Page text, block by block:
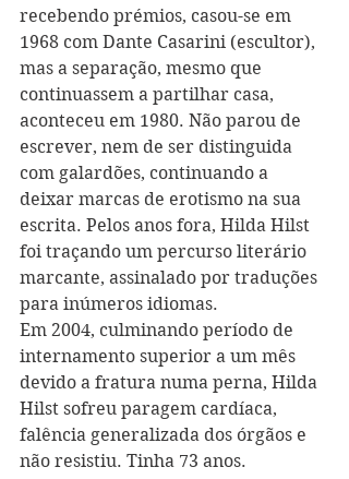
recebendo prémios, casou-se em
1968 com Dante Casarini (escultor),
mas a separação, mesmo que
continuassem a partilhar casa,
aconteceu em 1980. Não parou de
escrever, nem de ser distinguida
com galardões, continuando a
deixar marcas de erotismo na sua
escrita. Pelos anos fora, Hilda Hilst
foi traçando um percurso literário
marcante, assinalado por traduções
para inúmeros idiomas.
Em 2004, culminando período de
internamento superior a um mês
devido a fratura numa perna, Hilda
Hilst sofreu paragem cardíaca,
falência generalizada dos órgãos e
não resistiu. Tinha 73 anos.